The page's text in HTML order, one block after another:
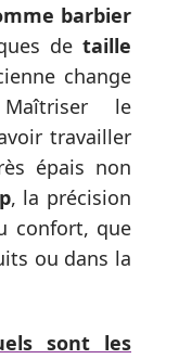
barbier
de taille
change
Maîtriser le
travailler
épais non
, la précision
confort, que
ou dans la
sont les